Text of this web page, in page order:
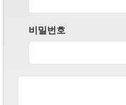
비밀번호